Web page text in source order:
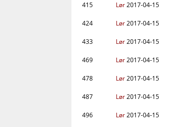
415
Lør2017-04-15
424
Lør2017-04-15
433
Lør2017-04-15
469
Lør2017-04-15
478
Lør2017-04-15
487
Lør2017-04-15
496
Lør2017-04-15